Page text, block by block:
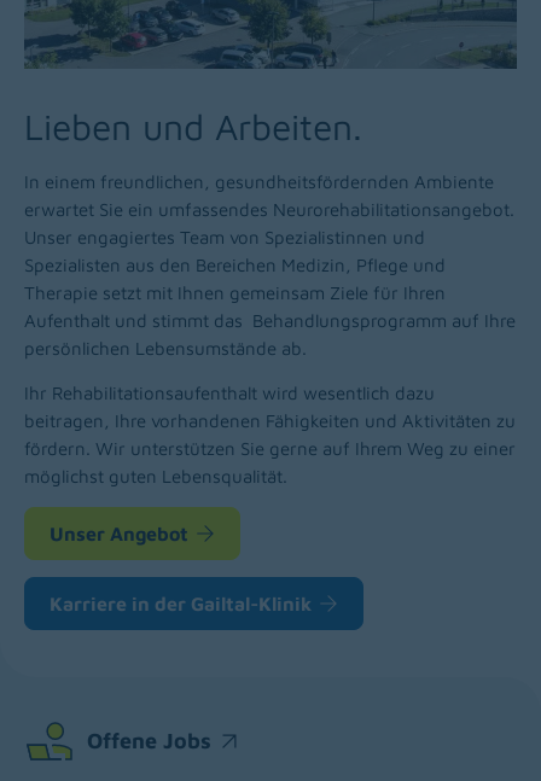
Lieben und Arbeiten.
In einem freundlichen, gesundheitsfördernden Ambiente
erwartet Sie ein umfassendes Neurorehabilitationsangebot.
Unser engagiertes Team von Spezialistinnen und
Spezialisten aus den Bereichen Medizin, Pflege und
Therapie setzt mit Ihnen gemeinsam Ziele für Ihren
Aufenthalt und stimmt das Behandlungsprogramm auf Ihre
persönlichen Lebensumstände ab.
Ihr Rehabilitationsaufenthalt wird wesentlich dazu
beitragen, Ihre vorhandenen Fähigkeiten und Aktivitäten zu
fördern. Wir unterstützen Sie gerne auf Ihrem Weg zu einer
möglichst guten Lebensqualität.
Unser Angebot
Karriere in der Gailtal-Klinik
Offene Jobs
(opens in a new window)